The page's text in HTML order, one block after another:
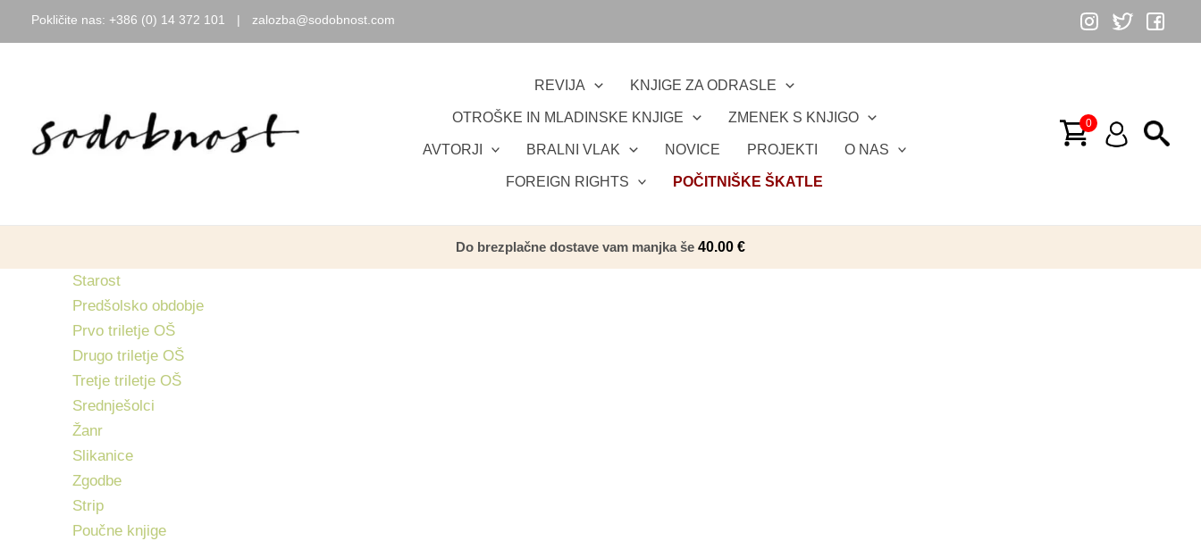
Pokličite nas: +386 (0) 14 372 101 | zalozba@sodobnost.com
REVIJA KNJIGE ZA ODRASLE
OTROŠKE IN MLADINSKE KNJIGE ZMENEK S KNJIGO
AVTORJI BRALNI VLAK NOVICE PROJEKTI O NAS
FOREIGN RIGHTS POČITNIŠKE ŠKATLE
Do brezplačne dostave vam manjka še 40.00 €
Starost
Predšolsko obdobje
Prvo triletje OŠ
Drugo triletje OŠ
Tretje triletje OŠ
Srednješolci
Žanr
Slikanice
Zgodbe
Strip
Poučne knjige